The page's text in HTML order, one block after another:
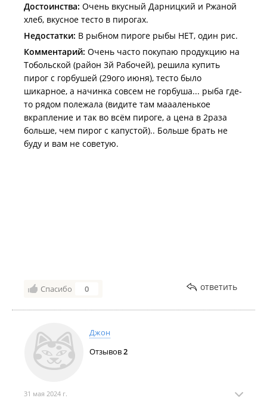
Достоинства: Очень вкусный Дарницкий и Ржаной
хлеб, вкусное тесто в пирогах.
Недостатки: В рыбном пироге рыбы НЕТ, один рис.
Комментарий: Очень часто покупаю продукцию на
Тобольской (район 3й Рабочей), решила купить
пирог с горбушей (29ого июня), тесто было
шикарное, а начинка совсем не горбуша... рыба где-
то рядом полежала (видите там маааленькое
вкрапление и так во всём пироге, а цена в 2раза
больше, чем пирог с капустой).. Больше брать не
буду и вам не советую.
Спасибо 0 ответить
Джон
Отзывов2
31 мая 2024 г.